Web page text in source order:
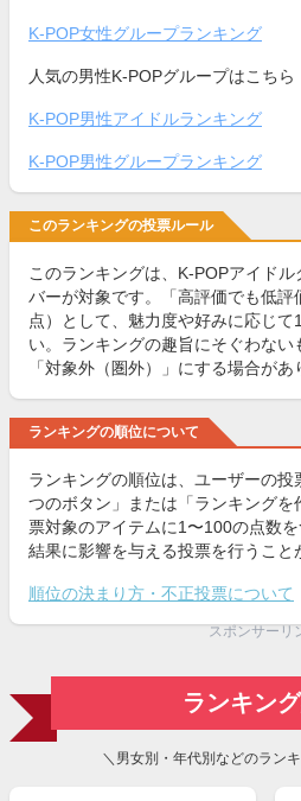
K-POP女性グループランキング
人気の男性K-POPグループはこちら
K-POP男性アイドルランキング
K-POP男性グループランキング
このランキングの投票ルール
このランキングは、K-POPアイド
バーが対象です。「高評価でも低
点）として、魅力度や好みに応じ
い。ランキングの趣旨にそぐわない
「対象外（圏外）」にする場合があ
ランキングの順位について
ランキングの順位は、ユーザーの
つのボタン」または「ランキング
票対象のアイテムに1〜100の点数
結果に影響を与える投票を行うこと
順位の決まり方・不正投票について
スポンサーリ
ランキン
＼男女別・年代別などのラン